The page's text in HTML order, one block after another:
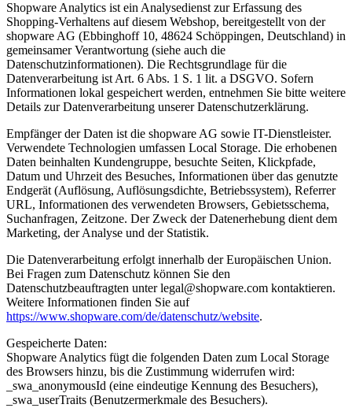
Shopware Analytics ist ein Analysedienst zur Erfassung des
Shopping-Verhaltens auf diesem Webshop, bereitgestellt von der
shopware AG (Ebbinghoff 10, 48624 Schöppingen, Deutschland) in
gemeinsamer Verantwortung (siehe auch die
Datenschutzinformationen). Die Rechtsgrundlage für die
Datenverarbeitung ist Art. 6 Abs. 1 S. 1 lit. a DSGVO. Sofern
Informationen lokal gespeichert werden, entnehmen Sie bitte weitere
Details zur Datenverarbeitung unserer Datenschutzerklärung.
Empfänger der Daten ist die shopware AG sowie IT-Dienstleister.
Verwendete Technologien umfassen Local Storage. Die erhobenen
Daten beinhalten Kundengruppe, besuchte Seiten, Klickpfade,
Datum und Uhrzeit des Besuches, Informationen über das genutzte
Endgerät (Auflösung, Auflösungsdichte, Betriebssystem), Referrer
URL, Informationen des verwendeten Browsers, Gebietsschema,
Suchanfragen, Zeitzone. Der Zweck der Datenerhebung dient dem
Marketing, der Analyse und der Statistik.
Die Datenverarbeitung erfolgt innerhalb der Europäischen Union.
Bei Fragen zum Datenschutz können Sie den
Datenschutzbeauftragten unter legal@shopware.com kontaktieren.
Weitere Informationen finden Sie auf
https://www.shopware.com/de/datenschutz/website.
Gespeicherte Daten:
Shopware Analytics fügt die folgenden Daten zum Local Storage
des Browsers hinzu, bis die Zustimmung widerrufen wird:
_swa_anonymousId (eine eindeutige Kennung des Besuchers),
_swa_userTraits (Benutzermerkmale des Besuchers).